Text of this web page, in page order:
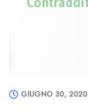
GIUGNO 30, 2020